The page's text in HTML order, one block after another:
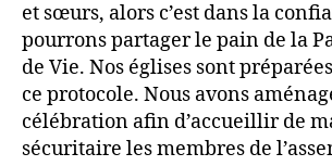
et sœurs, alors c’est dans la
pourrons partager le pain de la
de Vie. Nos églises sont
ce protocole. Nous avons
célébration afin d’accueillir de
sécuritaire les membres de